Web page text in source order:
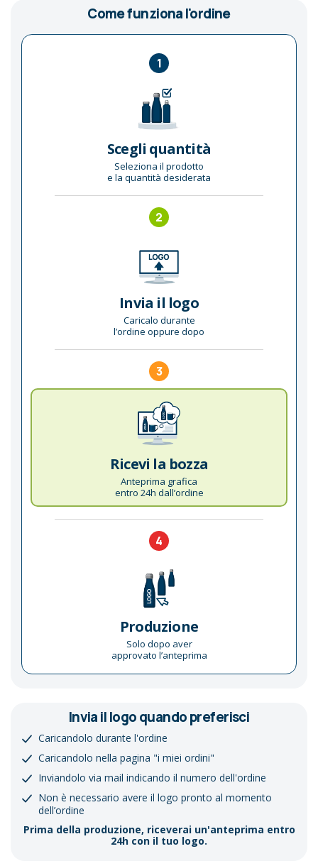
Come funziona l'ordine
1
Scegli quantità
Seleziona il prodotto
e la quantità desiderata
2
Invia il logo
Caricalo durante
l’ordine oppure dopo
3
Ricevi la bozza
Anteprima grafica
entro 24h dall’ordine
4
Produzione
Solo dopo aver
approvato l’anteprima
Invia il logo quando preferisci
Caricandolo durante l'ordine
Caricandolo nella pagina "i miei ordini"
Inviandolo via mail indicando il numero dell'ordine
Non è necessario avere il logo pronto al momento
dell’ordine
Prima della produzione, riceverai un'anteprima entro
24h con il tuo logo.